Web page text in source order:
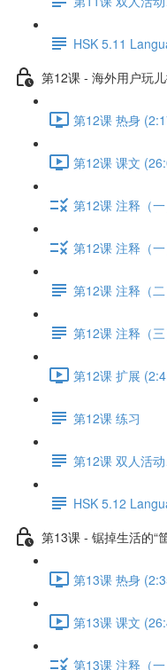
HSK 5.11
第12课 - 海外用户玩
第12课 热身
第12课 课文
第12课 注释（
第12课 注释（
第12课 注释（
第12课 注释（
第12课 扩展
第12课 练习
第12课 双人活
HSK 5.12
第13课 - 锯掉生活的“
第13课 热身
第13课 课文
第13课 注释（